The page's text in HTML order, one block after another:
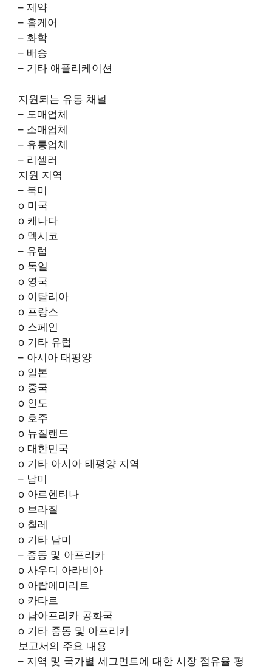
– 제약
– 홈케어
– 화학
– 배송
– 기타 애플리케이션
지원되는 유통 채널
– 도매업체
– 소매업체
– 유통업체
– 리셀러
지원 지역
– 북미
o 미국
o 캐나다
o 멕시코
– 유럽
o 독일
o 영국
o 이탈리아
o 프랑스
o 스페인
o 기타 유럽
– 아시아 태평양
o 일본
o 중국
o 인도
o 호주
o 뉴질랜드
o 대한민국
o 기타 아시아 태평양 지역
– 남미
o 아르헨티나
o 브라질
o 칠레
o 기타 남미
– 중동 및 아프리카
o 사우디 아라비아
o 아랍에미리트
o 카타르
o 남아프리카 공화국
o 기타 중동 및 아프리카
보고서의 주요 내용
– 지역 및 국가별 세그먼트에 대한 시장 점유율 평